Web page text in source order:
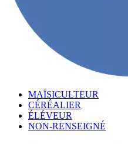
MAÏSICULTEUR
CÉRÉALIER
ÉLÉVEUR
NON-RENSEIGNÉ